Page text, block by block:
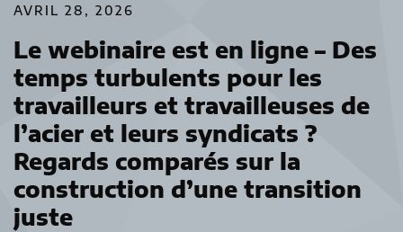
AVRIL 28, 2026
Le webinaire est en ligne – Des
temps turbulents pour les
travailleurs et travailleuses de
l’acier et leurs syndicats ?
Regards comparés sur la
construction d’une transition
juste